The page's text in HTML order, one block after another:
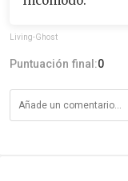
Living-Ghost
Puntuación final:0